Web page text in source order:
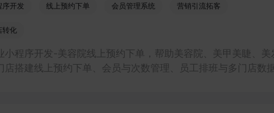
序开发 线上预约下单 会员管理系统 营销引流拓客
转化
小程序开发-美容院线上预约下单，帮助美容院、美甲美睫、美
店搭建线上预约下单、会员与次数管理、员工排班与多门店数